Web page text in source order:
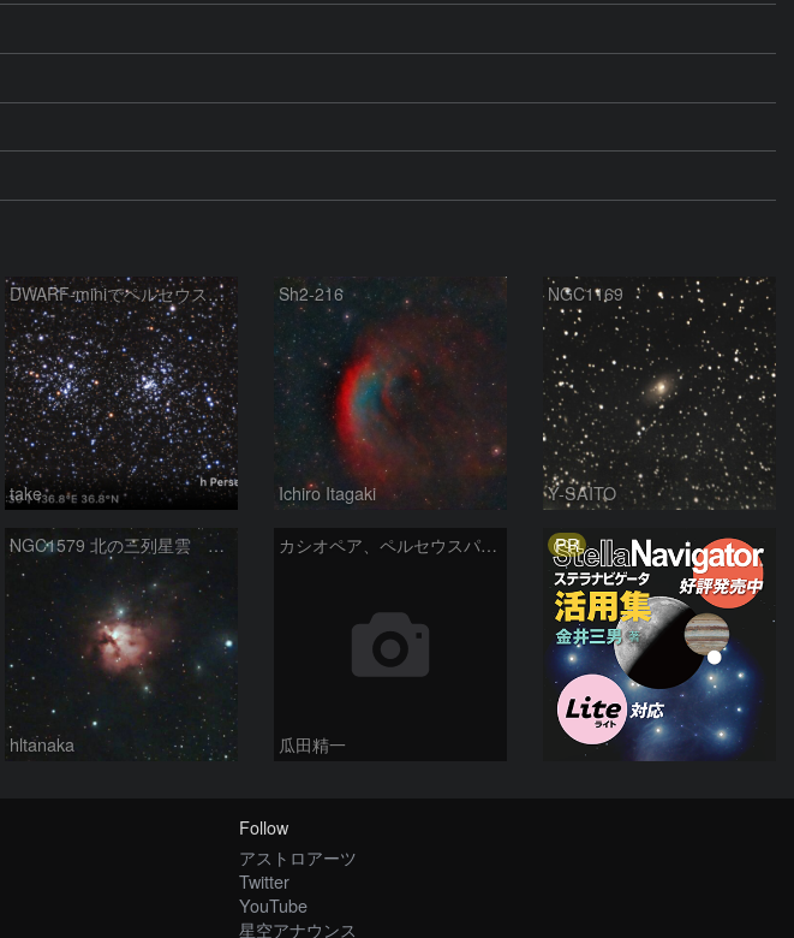
DWARF-miniでペルセウス座の二重星団
take
Sh2-216
Ichiro Itagaki
NGC1169
Y-SAITO
NGC1579 北の三列星雲 ペルセウス座
hltanaka
カシオペア、ペルセウスパノラマ
瓜田精一
PR
Follow
アストロアーツ
Twitter
YouTube
星空アナウンス